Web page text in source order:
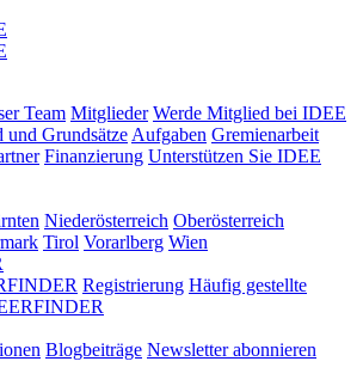
Team Mitglieder Werde Mitglied bei IDEE
und Grundsätze Aufgaben Gremienarbeit
Finanzierung Unterstützen Sie IDEE
Niederösterreich Oberösterreich
Tirol Vorarlberg Wien
Registrierung Häufig gestellte
Blogbeiträge Newsletter abonnieren